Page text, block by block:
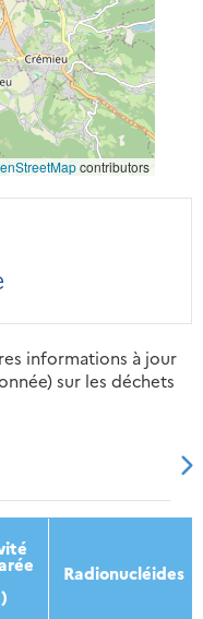
contributors
informations à jour
sur les déchets
2016
Radionucléides